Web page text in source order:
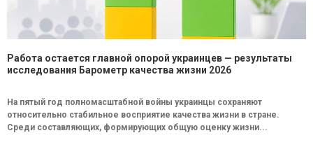
Работа остается главной опорой украинцев — результаты
исследования Барометр качества жизни 2026
На пятый год полномасштабной войны украинцы сохраняют
относительно стабильное восприятие качества жизни в стране.
Среди составляющих, формирующих общую оценку жизни...